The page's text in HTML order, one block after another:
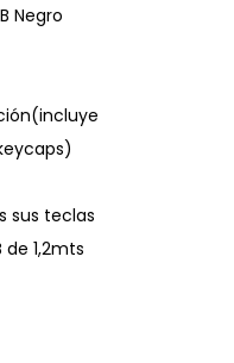
Negro
sus teclas
1,2mts